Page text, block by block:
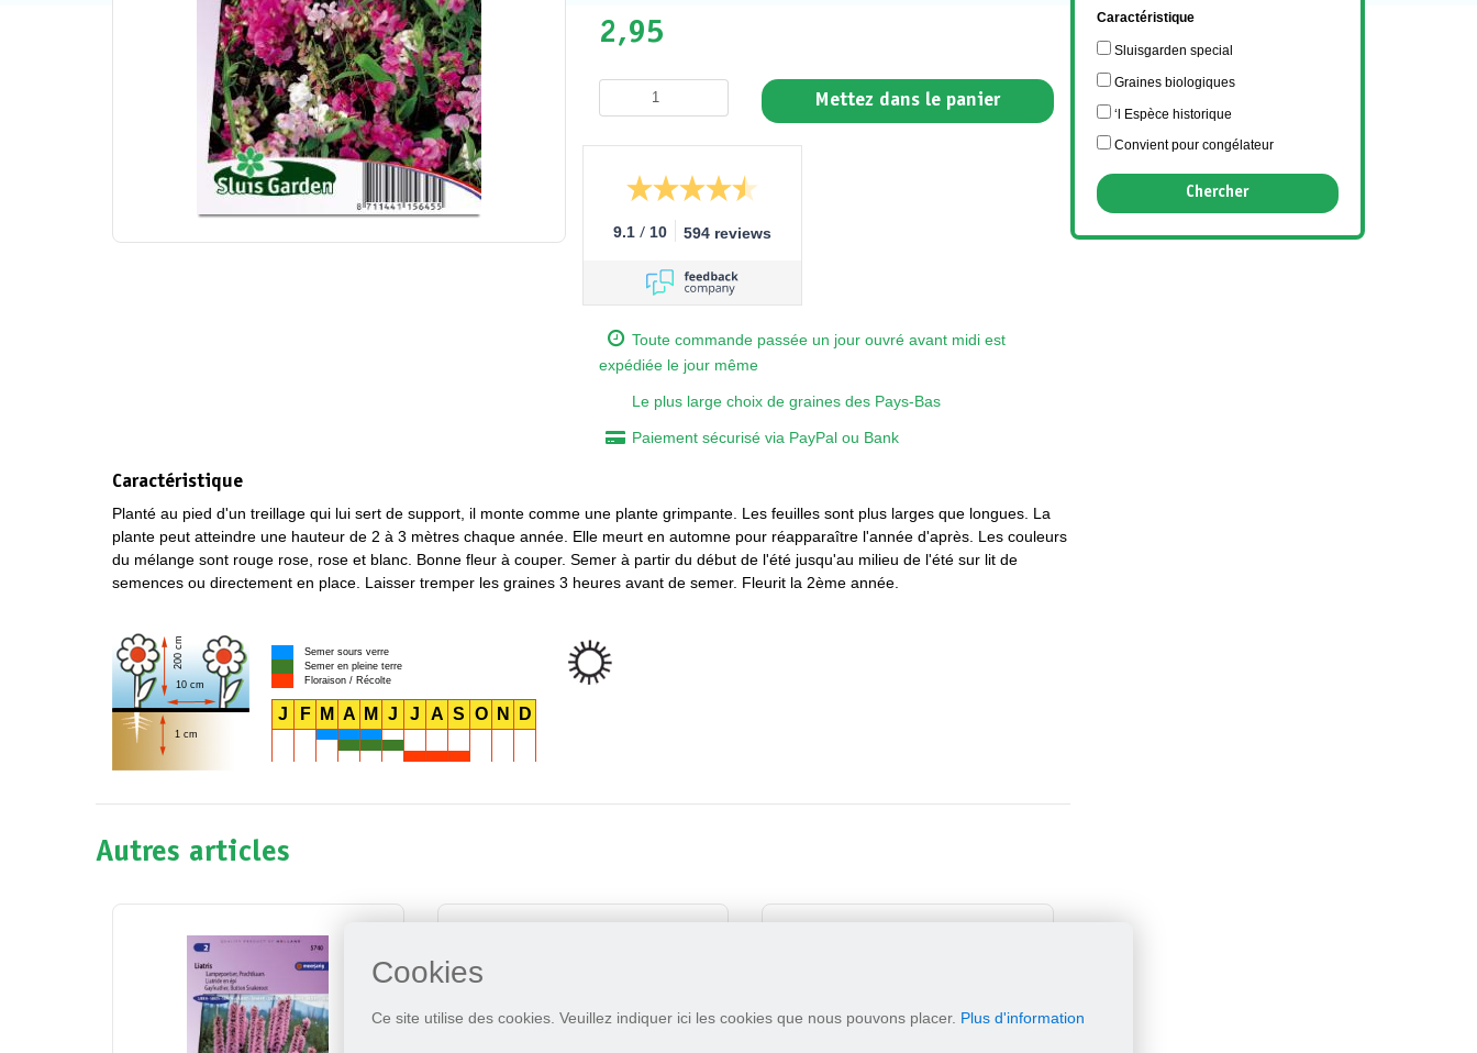
Cookies
Ce site utilise des cookies. Veuillez indiquer ici les cookies que nous pouvons placer. Plus d'information
2,95
Mettez dans le panier
9.1 / 10 594 reviews
Toute commande passée un jour ouvré avant midi est
expédiée le jour même
Le plus large choix de graines des Pays-Bas
Paiement sécurisé via PayPal ou Bank
Caractéristique
Planté au pied d'un treillage qui lui sert de support, il monte comme une plante grimpante. Les feuilles sont plus larges que longues. La
plante peut atteindre une hauteur de 2 à 3 mètres chaque année. Elle meurt en automne pour réapparaître l'année d'après. Les couleurs
du mélange sont rouge rose, rose et blanc. Bonne fleur à couper. Semer à partir du début de l'été jusqu'au milieu de l'été sur lit de
semences ou directement en place. Laisser tremper les graines 3 heures avant de semer. Fleurit la 2ème année.
1 cm
200 cm
10 cm
Semer sours verre
Semer en pleine terre
Floraison / Récolte
J F M A M J J A S O N D
Autres articles
Caractéristique
Sluisgarden special
Graines biologiques
‘l Espèce historique
Convient pour congélateur